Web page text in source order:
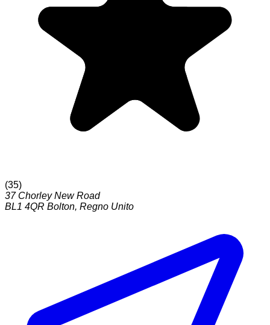
(35)
37 Chorley New Road
BL1 4QR Bolton, Regno Unito